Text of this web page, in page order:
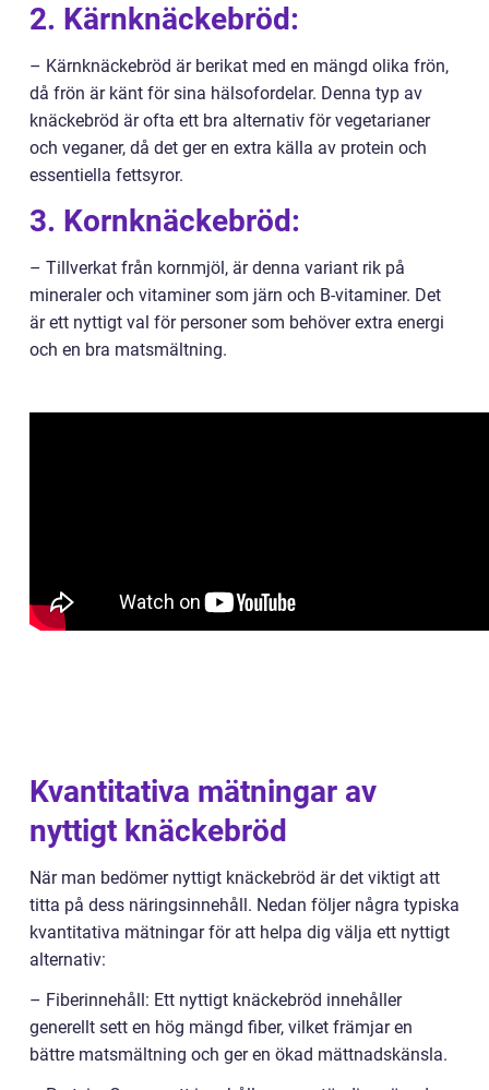
2. Kärnknäckebröd:
– Kärnknäckebröd är berikat med en mängd olika frön,
då frön är känt för sina hälsofordelar. Denna typ av
knäckebröd är ofta ett bra alternativ för vegetarianer
och veganer, då det ger en extra källa av protein och
essentiella fettsyror.
3. Kornknäckebröd:
– Tillverkat från kornmjöl, är denna variant rik på
mineraler och vitaminer som järn och B-vitaminer. Det
är ett nyttigt val för personer som behöver extra energi
och en bra matsmältning.
Kvantitativa mätningar av
nyttigt knäckebröd
När man bedömer nyttigt knäckebröd är det viktigt att
titta på dess näringsinnehåll. Nedan följer några typiska
kvantitativa mätningar för att helpa dig välja ett nyttigt
alternativ:
– Fiberinnehåll: Ett nyttigt knäckebröd innehåller
generellt sett en hög mängd fiber, vilket främjar en
bättre matsmältning och ger en ökad mättnadskänsla.